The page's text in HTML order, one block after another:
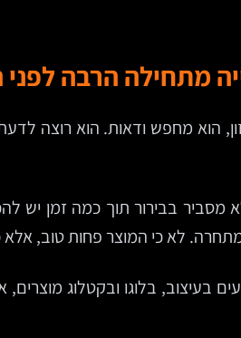
מתחילה הרבה
הוא מחפש ודאות. הוא רוצה
מסביר בבירור תוך כמה זמן
לא כי המוצר פחות טוב, אלא
בלוגו ובקטלוג